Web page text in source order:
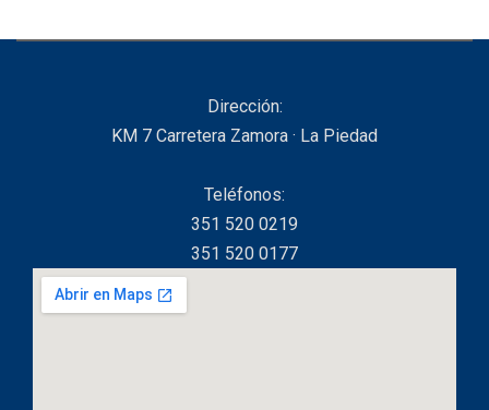
Dirección:
KM 7 Carretera Zamora · La Piedad
Teléfonos:
351 520 0219
351 520 0177